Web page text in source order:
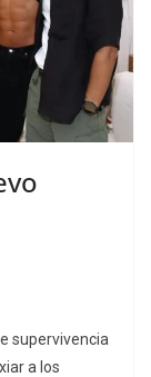
supervivencia
a los